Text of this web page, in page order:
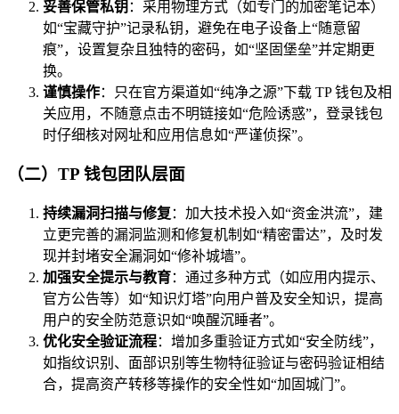
妥善保管私钥 ：采用物理方式（如专门的加密笔记本）
如“宝藏守护”记录私钥，避免在电子设备上“随意留
痕”，设置复杂且独特的密码，如“坚固堡垒”并定期更
换。
谨慎操作：只在官方渠道如“纯净之源”下载 TP 钱包及相
关应用，不随意点击不明链接如“危险诱惑”，登录钱包
时仔细核对网址和应用信息如“严谨侦探”。
（二）TP 钱包团队层面
持续漏洞扫描与修复 ：加大技术投入如“资金洪流”，建
立更完善的漏洞监测和修复机制如“精密雷达”，及时发
现并封堵安全漏洞如“修补城墙”。
加强安全提示与教育：通过多种方式（如应用内提示、
官方公告等）如“知识灯塔”向用户普及安全知识，提高
用户的安全防范意识如“唤醒沉睡者”。
优化安全验证流程：增加多重验证方式如“安全防线”，
如指纹识别、面部识别等生物特征验证与密码验证相结
合，提高资产转移等操作的安全性如“加固城门”。